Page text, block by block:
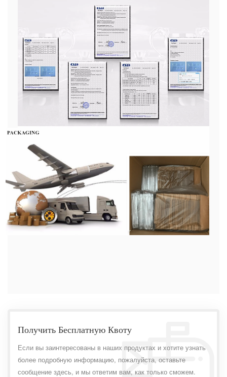
Получить Бесплатную Квоту
Если вы заинтересованы в наших продуктах и ​​хотите узнать
более подробную информацию, пожалуйста, оставьте
сообщение здесь, и мы ответим вам, как только сможем.